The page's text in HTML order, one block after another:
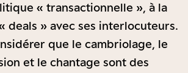
« transactionnelle », à la
deals » avec ses interlocuteurs.
que le cambriolage, le
et le chantage sont des